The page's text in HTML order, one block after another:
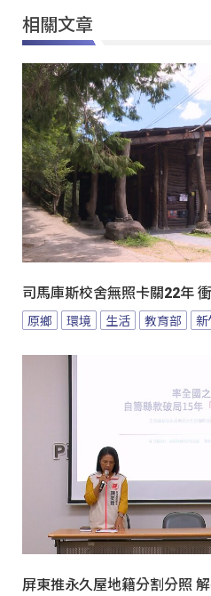
相關文章
司馬庫斯校舍無照卡關22年
原鄉 環境 生活 教育部
屏東推永久屋地籍分割分照